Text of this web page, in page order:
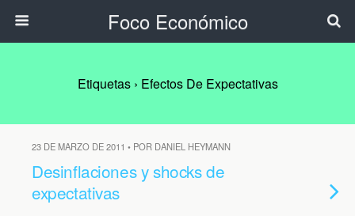
Foco Económico
Etiquetas › Efectos De Expectativas
23 DE MARZO DE 2011 • POR DANIEL HEYMANN
Desinflaciones y shocks de
expectativas